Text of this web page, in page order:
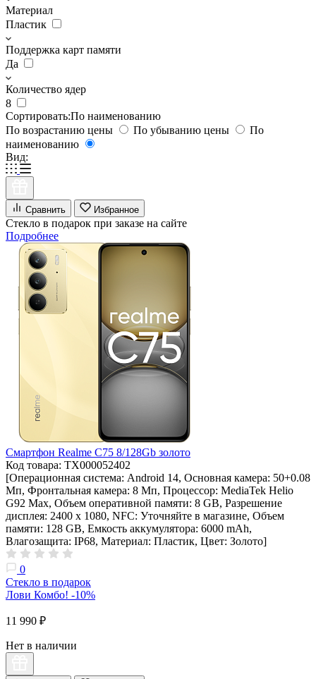
Материал
Пластик
Поддержка карт памяти
Да
Количество ядер
8
Сортировать:По наименованию
По возрастанию цены
По убыванию цены
По
наименованию
Вид:
Сравнить Избранное
Стекло в подарок при заказе на сайте
Подробнее
Смартфон Realme C75 8/128Gb золото
Код товара: ТХ000052402
[Операционная система: Android 14, Основная камера: 50+0.08
Мп, Фронтальная камера: 8 Мп, Процессор: MediaTek Helio
G92 Max, Объем оперативной памяти: 8 GB, Разрешение
дисплея: 2400 x 1080, NFC: Уточняйте в магазине, Объем
памяти: 128 GB, Емкость аккумулятора: 6000 mAh,
Влагозащита: IP68, Материал: Пластик, Цвет: Золото]
0
Стекло в подарок
Лови Комбо! -10%
11 990 ₽
Нет в наличии